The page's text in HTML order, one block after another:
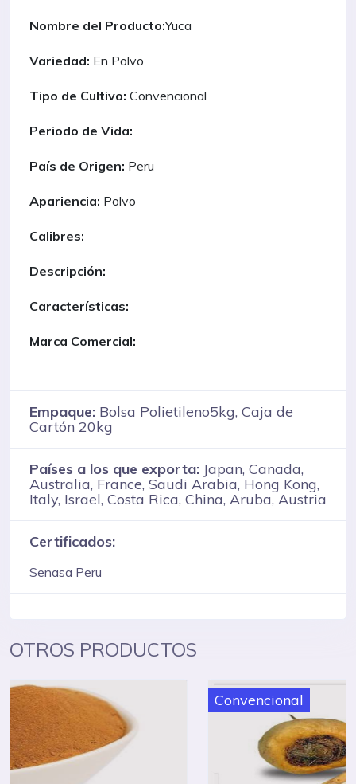
Nombre del Producto:Yuca
Variedad: En Polvo
Tipo de Cultivo: Convencional
Periodo de Vida:
País de Origen: Peru
Apariencia: Polvo
Calibres:
Descripción:
Características:
Marca Comercial:
Empaque: Bolsa Polietileno5kg, Caja de
Cartón 20kg
Países a los que exporta: Japan, Canada,
Australia, France, Saudi Arabia, Hong Kong,
Italy, Israel, Costa Rica, China, Aruba, Austria
Certificados:
Senasa Peru
OTROS PRODUCTOS
Convencional